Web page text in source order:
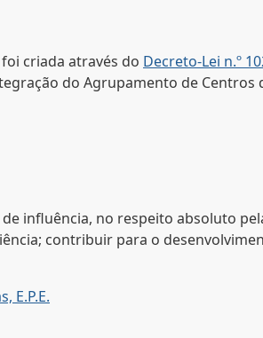
foi criada através do Decreto-Lei n.º
do Agrupamento de
influência, no respeito absoluto
contribuir para o
E.P.E.